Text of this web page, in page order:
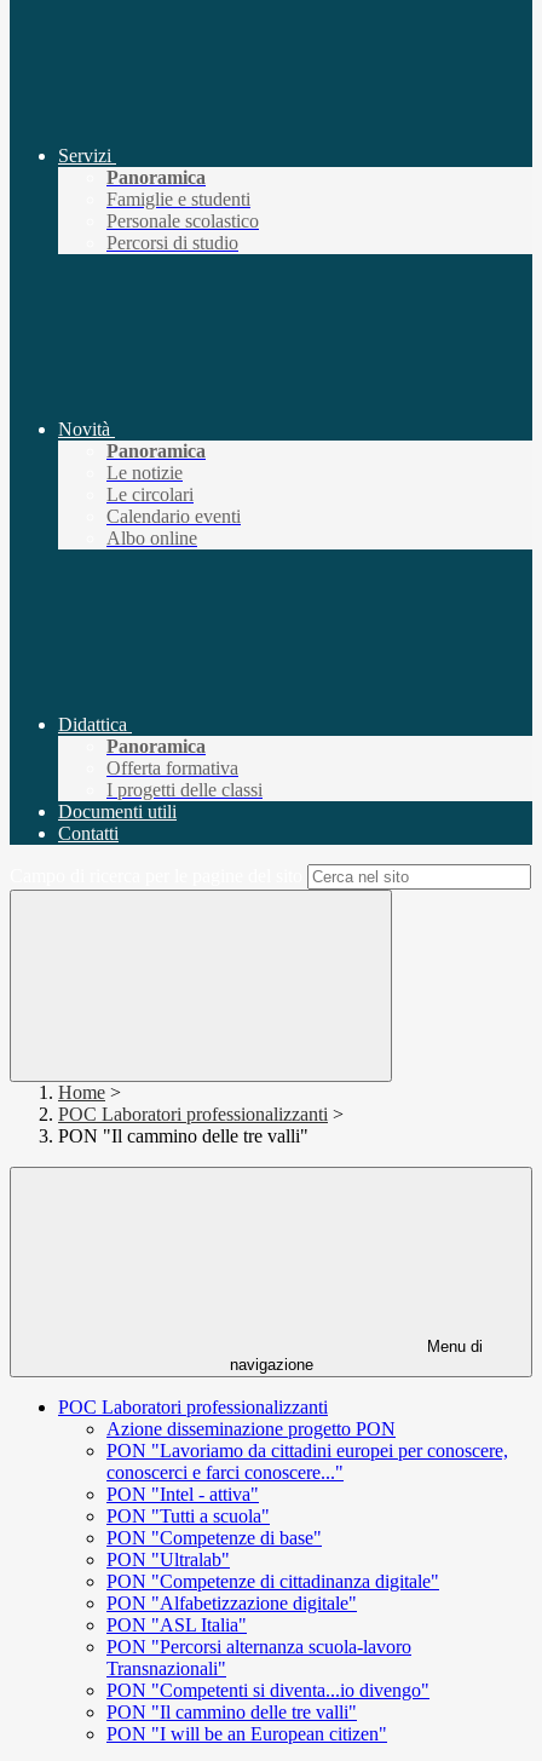
Servizi
Panoramica
Famiglie e studenti
Personale scolastico
Percorsi di studio
Novità
Panoramica
Le notizie
Le circolari
Calendario eventi
Albo online
Didattica
Panoramica
Offerta formativa
I progetti delle classi
Documenti utili
Contatti
Home >
POC Laboratori professionalizzanti >
PON "Il cammino delle tre valli"
Menu di
navigazione
POC Laboratori professionalizzanti
Azione disseminazione progetto PON
PON "Lavoriamo da cittadini europei per conoscere,
conoscerci e farci conoscere..."
PON "Intel - attiva"
PON "Tutti a scuola"
PON "Competenze di base"
PON "Ultralab"
PON "Competenze di cittadinanza digitale"
PON "Alfabetizzazione digitale"
PON "ASL Italia"
PON "Percorsi alternanza scuola-lavoro
Transnazionali"
PON "Competenti si diventa...io divengo"
PON "Il cammino delle tre valli"
PON "I will be an European citizen"